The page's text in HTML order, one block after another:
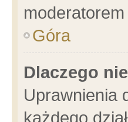
Góra
Dlaczego
Uprawnienia
każdego